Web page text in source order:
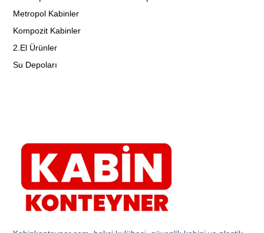
Metropol Kabinler
Kompozit Kabinler
2.El Ürünler
Su Depoları